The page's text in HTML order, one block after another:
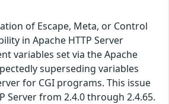
of Escape, Meta, or Control
in Apache HTTP Server
variables set via the Apache
superseding variables
for CGI programs. This issue
Server from 2.4.0 through 2.4.65.